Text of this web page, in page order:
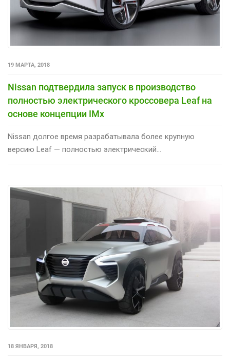
19 МАРТА, 2018
Nissan подтвердила запуск в производство
полностью электрического кроссовера Leaf на
основе концепции IMx
Nissan долгое время разрабатывала более крупную
версию Leaf — полностью электрический...
18 ЯНВАРЯ, 2018